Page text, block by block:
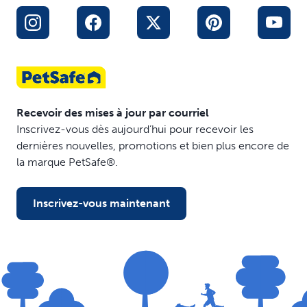
Recevoir des mises à jour par courriel
Inscrivez-vous dès aujourd’hui pour recevoir les
dernières nouvelles, promotions et bien plus encore de
la marque PetSafe®.
Inscrivez-vous maintenant